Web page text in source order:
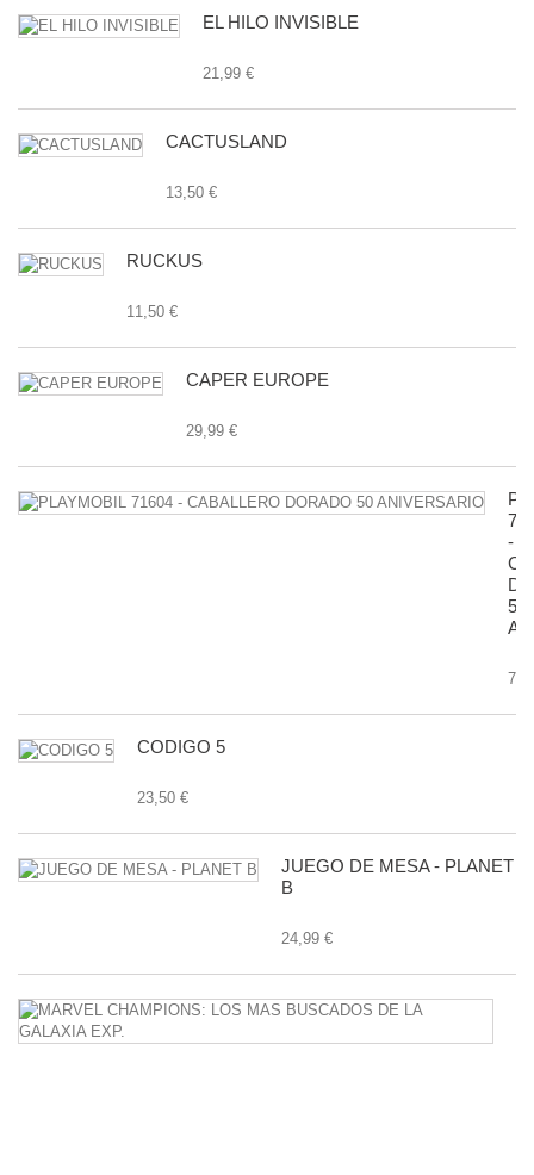
EL HILO INVISIBLE
21,99 €
CACTUSLAND
13,50 €
RUCKUS
11,50 €
CAPER EUROPE
29,99 €
-
50
CODIGO 5
23,50 €
JUEGO DE MESA - PLANET
B
24,99 €